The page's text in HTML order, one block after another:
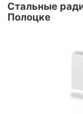
Стальные
Полоцке